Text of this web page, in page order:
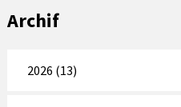
Archif
2026 (13)